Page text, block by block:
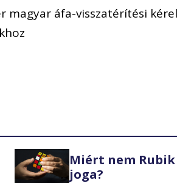
magyar áfa-visszatérítési
Miért nem
joga?